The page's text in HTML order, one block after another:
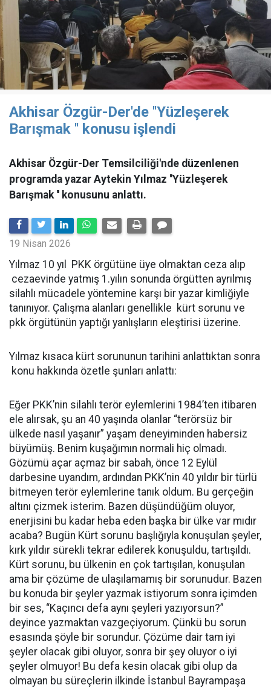
Akhisar Özgür-Der'de ''Yüzleşerek
Barışmak '' konusu işlendi
Akhisar Özgür-Der Temsilciliği'nde düzenlenen
programda yazar Aytekin Yılmaz ''Yüzleşerek
Barışmak '' konusunu anlattı.
19 Nisan 2026
Yılmaz 10 yıl PKK örgütüne üye olmaktan ceza alıp
cezaevinde yatmış 1.yılın sonunda örgütten ayrılmış
silahlı mücadele yöntemine karşı bir yazar kimliğiyle
tanınıyor. Çalışma alanları genellikle kürt sorunu ve
pkk örgütünün yaptığı yanlışların eleştirisi üzerine.
Yılmaz kısaca kürt sorununun tarihini anlattıktan sonra
konu hakkında özetle şunları anlattı:
Eğer PKK’nin silahlı terör eylemlerini 1984’ten itibaren
ele alırsak, şu an 40 yaşında olanlar “terörsüz bir
ülkede nasıl yaşanır” yaşam deneyiminden habersiz
büyümüş. Benim kuşağımın normali hiç olmadı.
Gözümü açar açmaz bir sabah, önce 12 Eylül
darbesine uyandım, ardından PKK’nin 40 yıldır bir türlü
bitmeyen terör eylemlerine tanık oldum. Bu gerçeğin
altını çizmek isterim. Bazen düşündüğüm oluyor,
enerjisini bu kadar heba eden başka bir ülke var mıdır
acaba? Bugün Kürt sorunu başlığıyla konuşulan şeyler,
kırk yıldır sürekli tekrar edilerek konuşuldu, tartışıldı.
Kürt sorunu, bu ülkenin en çok tartışılan, konuşulan
ama bir çözüme de ulaşılamamış bir sorunudur. Bazen
bu konuda bir şeyler yazmak istiyorum sonra içimden
bir ses, “Kaçıncı defa aynı şeyleri yazıyorsun?”
deyince yazmaktan vazgeçiyorum. Çünkü bu sorun
esasında şöyle bir sorundur. Çözüme dair tam iyi
şeyler olacak gibi oluyor, sonra bir şey oluyor o iyi
şeyler olmuyor! Bu defa kesin olacak gibi olup da
olmayan bu süreçlerin ilkinde İstanbul Bayrampaşa